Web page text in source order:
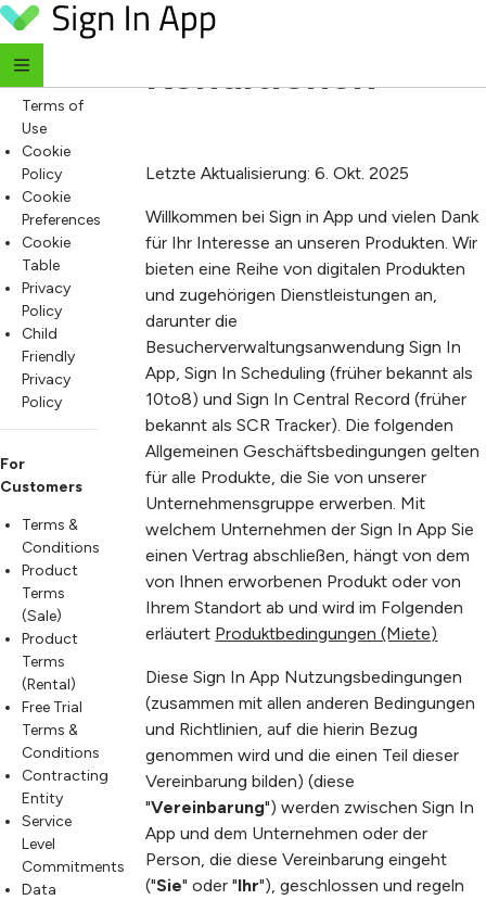
Skip to content
For
Everyone
Website
Terms of
Use
Cookie
Policy
Cookie
Preferences
Cookie
Table
Privacy
Policy
Child
Friendly
Privacy
Policy
For
Customers
Terms &
Conditions
Product
Terms
(Sale)
Product
Terms
(Rental)
Free Trial
Terms &
Conditions
Contracting
Entity
Service
Level
Commitments
Data
Bedingungen und
Konditionen
Letzte Aktualisierung: 6. Okt. 2025
Willkommen bei Sign in App und vielen Dank
für Ihr Interesse an unseren Produkten. Wir
bieten eine Reihe von digitalen Produkten
und zugehörigen Dienstleistungen an,
darunter die
Besucherverwaltungsanwendung Sign In
App, Sign In Scheduling (früher bekannt als
10to8) und Sign In Central Record (früher
bekannt als SCR Tracker). Die folgenden
Allgemeinen Geschäftsbedingungen gelten
für alle Produkte, die Sie von unserer
Unternehmensgruppe erwerben. Mit
welchem Unternehmen der Sign In App Sie
einen Vertrag abschließen, hängt von dem
von Ihnen erworbenen Produkt oder von
Ihrem Standort ab und wird im Folgenden
erläutert Produktbedingungen (Miete)
Diese Sign In App Nutzungsbedingungen
(zusammen mit allen anderen Bedingungen
und Richtlinien, auf die hierin Bezug
genommen wird und die einen Teil dieser
Vereinbarung bilden) (diese
"Vereinbarung") werden zwischen Sign In
App und dem Unternehmen oder der
Person, die diese Vereinbarung eingeht
("Sie" oder "Ihr"), geschlossen und regeln